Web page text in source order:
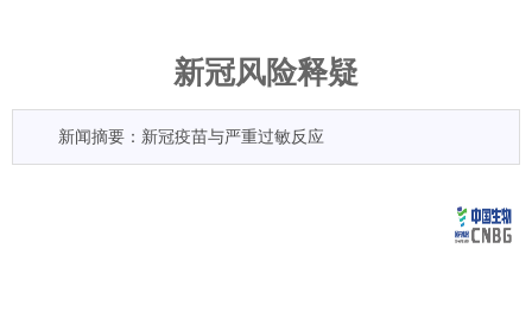
新冠风险释疑
新闻摘要：新冠疫苗与严重过敏反应